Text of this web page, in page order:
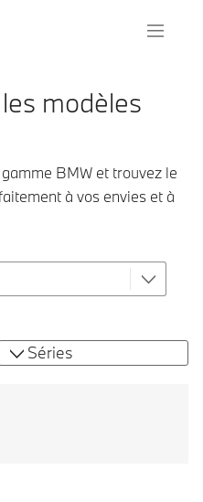
modèles
BMW et trouvez le
à vos envies et à
Séries